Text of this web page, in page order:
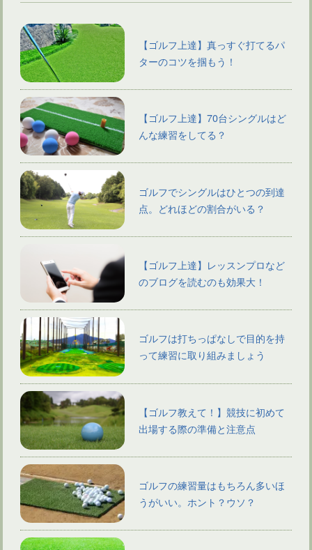
【ゴルフ上達】真っすぐ打てるパ
ターのコツを掴もう！
【ゴルフ上達】70台シングルはど
んな練習をしてる？
ゴルフでシングルはひとつの到達
点。どれほどの割合がいる？
【ゴルフ上達】レッスンプロなど
のブログを読むのも効果大！
ゴルフは打ちっぱなしで目的を持
って練習に取り組みましょう
【ゴルフ教えて！】競技に初めて
出場する際の準備と注意点
ゴルフの練習量はもちろん多いほ
うがいい。ホント？ウソ？